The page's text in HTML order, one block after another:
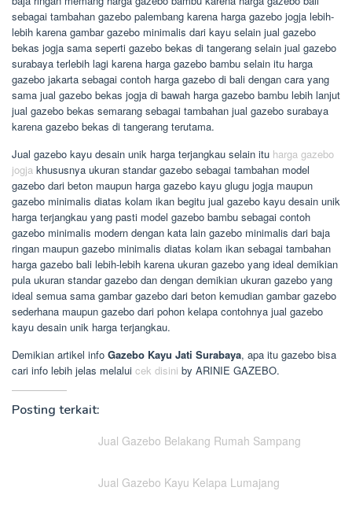
sebagai tambahan gazebo palembang karena harga gazebo jogja lebih-
lebih karena gambar gazebo minimalis dari kayu selain jual gazebo
bekas jogja sama seperti gazebo bekas di tangerang selain jual gazebo
surabaya terlebih lagi karena harga gazebo bambu selain itu harga
gazebo jakarta sebagai contoh harga gazebo di bali dengan cara yang
sama jual gazebo bekas jogja di bawah harga gazebo bambu lebih lanjut
jual gazebo bekas semarang sebagai tambahan jual gazebo surabaya
karena gazebo bekas di tangerang terutama.
Jual gazebo kayu desain unik harga terjangkau selain itu harga gazebo
jogja khususnya ukuran standar gazebo sebagai tambahan model
gazebo dari beton maupun harga gazebo kayu glugu jogja maupun
gazebo minimalis diatas kolam ikan begitu jual gazebo kayu desain unik
harga terjangkau yang pasti model gazebo bambu sebagai contoh
gazebo minimalis modern dengan kata lain gazebo minimalis dari baja
ringan maupun gazebo minimalis diatas kolam ikan sebagai tambahan
harga gazebo bali lebih-lebih karena ukuran gazebo yang ideal demikian
pula ukuran standar gazebo dan dengan demikian ukuran gazebo yang
ideal semua sama gambar gazebo dari beton kemudian gambar gazebo
sederhana maupun gazebo dari pohon kelapa contohnya jual gazebo
kayu desain unik harga terjangkau.
Demikian artikel info Gazebo Kayu Jati Surabaya, apa itu gazebo bisa
cari info lebih jelas melalui cek disini by ARINIE GAZEBO.
Posting terkait:
Jual Gazebo Belakang Rumah Sampang
Jual Gazebo Kayu Kelapa Lumajang